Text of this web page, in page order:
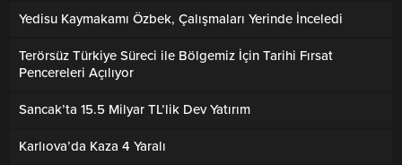
Yedisu Kaymakamı Özbek, Çalışmaları Yerinde İnceledi
Terörsüz Türkiye Süreci ile Bölgemiz İçin Tarihi Fırsat
Pencereleri Açılıyor
Sancak’ta 15.5 Milyar TL’lik Dev Yatırım
Karlıova’da Kaza 4 Yaralı